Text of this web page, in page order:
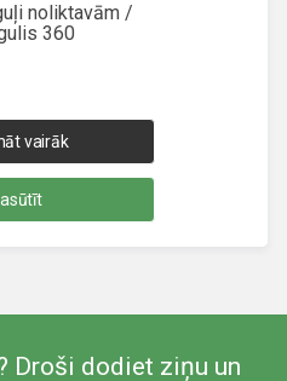
noliktavām /
360
vairāk
Droši dodiet ziņu un